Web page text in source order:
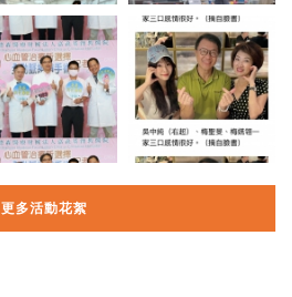
更多活動花絮